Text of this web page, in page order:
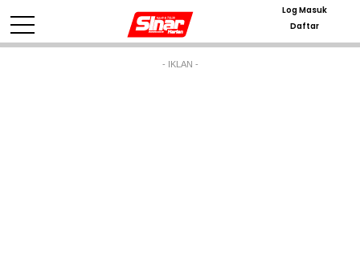
Log Masuk
Daftar
- IKLAN -